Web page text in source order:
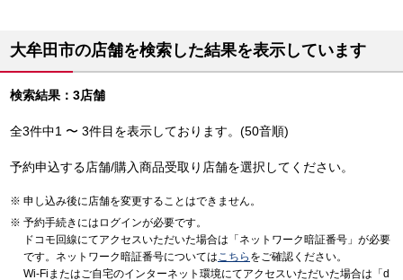
大牟田市の店舗を検索した結果を表示しています
検索結果：3店舗
全3件中1 〜 3件目を表示しております。(50音順)
予約申込する店舗/購入商品受取り店舗を選択してください。
申し込み後に店舗を変更することはできません。
予約手続きにはログインが必要です。
ドコモ回線にてアクセスいただいた場合は「ネットワーク暗証番号」が必要
です。ネットワーク暗証番号についてはこちら をご確認ください。
Wi-Fiまたはご自宅のインターネット環境にてアクセスいただいた場合は「d